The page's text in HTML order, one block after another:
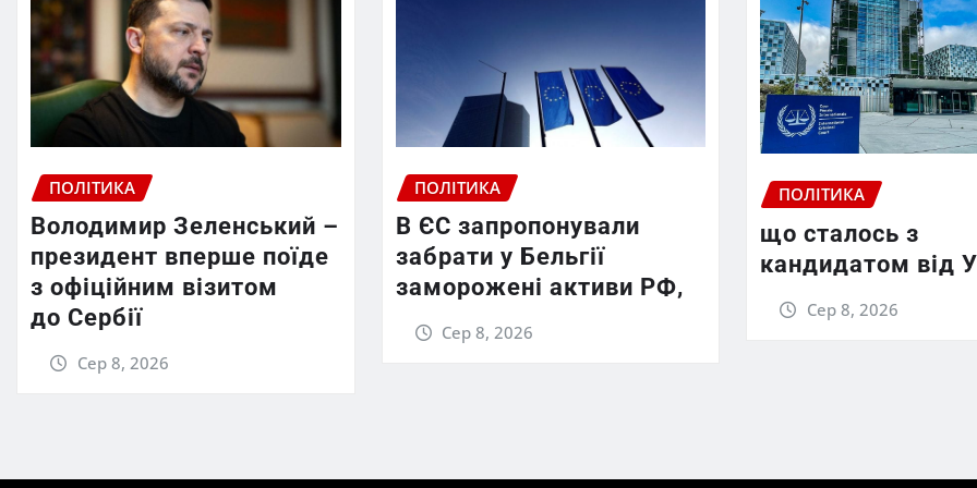
ПОЛІТИКА
Володимир Зеленський –
президент вперше поїде
з офіційним візитом
до Сербії
Сер 8, 2026
ПОЛІТИКА
В ЄС запропонували
забрати у Бельгії
заморожені активи РФ,
Сер 8, 2026
ПОЛІТИКА
що сталось з
кандидатом від
Сер 8, 2026